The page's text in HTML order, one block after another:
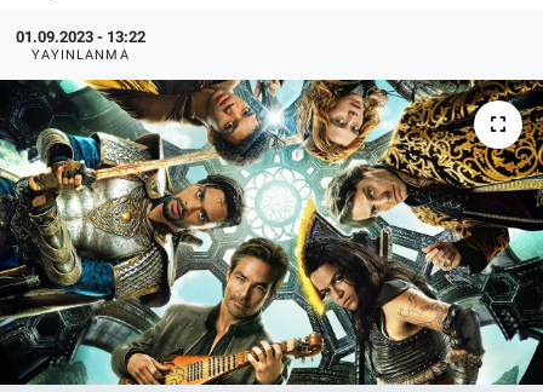
01.09.2023 - 13:22
YAYINLANMA
Alış-Veriş/İş dünyası
Kültür Sanat
Politika
Bilecik
Kütahya
Gezi
Genel